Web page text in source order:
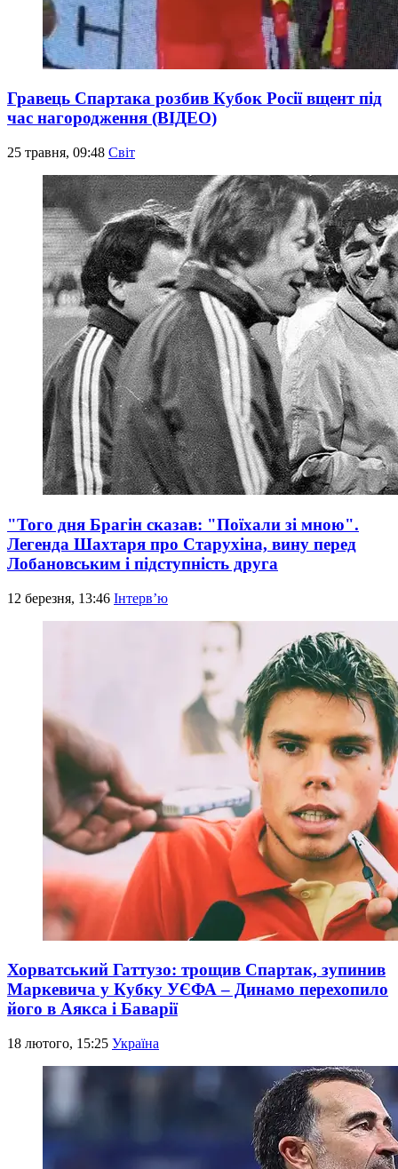
Гравець Спартака розбив Кубок Росії вщент під
час нагородження (ВІДЕО)
25 травня, 09:48 Світ
"Того дня Брагін сказав: "Поїхали зі мною".
Легенда Шахтаря про Старухіна, вину перед
Лобановським і підступність друга
12 березня, 13:46 Інтерв’ю
Хорватський Гаттузо: трощив Спартак, зупинив
Маркевича у Кубку УЄФА – Динамо перехопило
його в Аякса і Баварії
18 лютого, 15:25 Україна